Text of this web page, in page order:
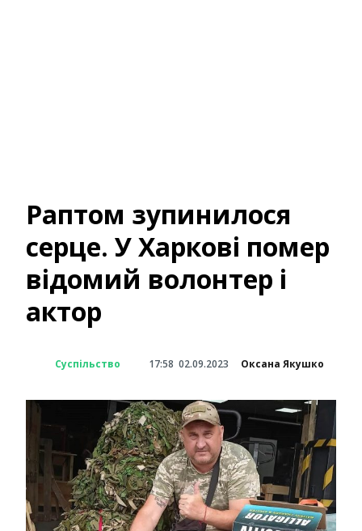
Раптом зупинилося
серце. У Харкові помер
відомий волонтер і
актор
Суспільство 17:58 02.09.2023 Оксана Якушко